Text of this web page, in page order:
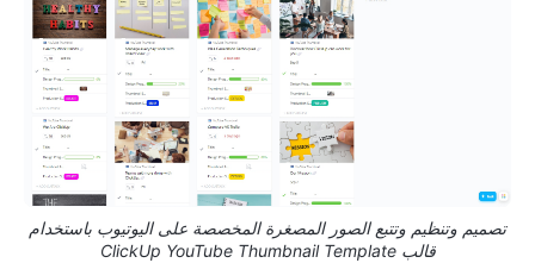
تصميم وتنظيم وتتبع الصور المصغرة المخصصة على اليوتيوب باستخدام
قالب ClickUp YouTube Thumbnail Template